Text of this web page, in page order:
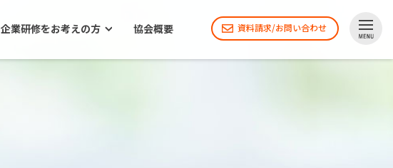
企業研修をお考えの方 協会概要 資料請求/お問い合わせ